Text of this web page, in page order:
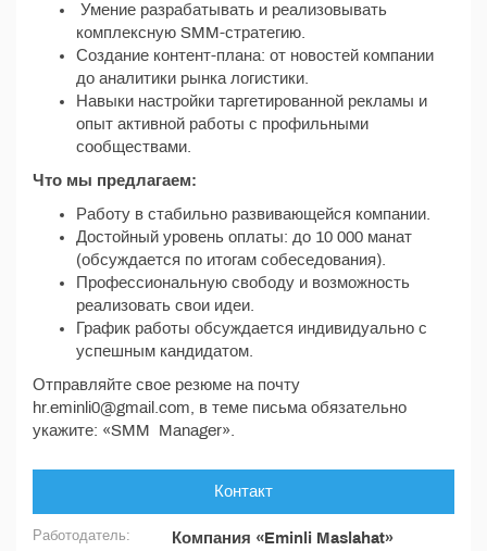
Умение разрабатывать и реализовывать
комплексную SMM-стратегию.
Создание контент-плана: от новостей компании
до аналитики рынка логистики.
Навыки настройки таргетированной рекламы и
опыт активной работы с профильными
сообществами.
Что мы предлагаем:
Работу в стабильно развивающейся компании.
Достойный уровень оплаты: до 10 000 манат
(обсуждается по итогам собеседования).
Профессиональную свободу и возможность
реализовать свои идеи.
График работы обсуждается индивидуально с
успешным кандидатом.
Отправляйте свое резюме на почту
hr.eminli0@gmail.com, в теме письма обязательно
укажите: «SMM Manager».
Контакт
Работодатель: Компания «Eminli Maslahat»